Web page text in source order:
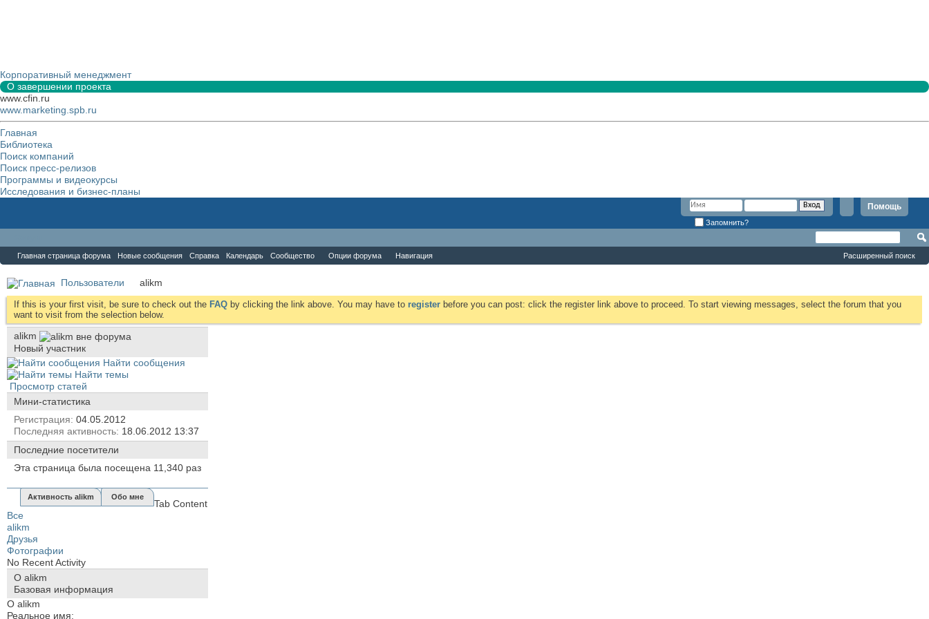
Корпоративный менеджмент
О завершении проекта
www.cfin.ru
www.marketing.spb.ru
Главная
Библиотека
Поиск компаний
Поиск пресс-релизов
Программы и видеокурсы
Исследования и бизнес-планы
Помощь
Запомнить?
Главная страница форума Новые сообщения Справка Календарь Сообщество Опции форума Навигация Расширенный поиск
Пользователи alikm
If this is your first visit, be sure to check out the FAQ by clicking the link above. You may have to register before you can post: click the register link above to proceed. To start viewing messages, select the forum that you
want to visit from the selection below.
alikm
Новый участник
Найти сообщения
Найти темы
Просмотр статей
Мини-статистика
Регистрация 04.05.2012
Последняя активность 18.06.2012 13:37
Последние посетители
Эта страница была посещена 11,340 раз
Активность alikm Обо мне
Tab Content
Все
alikm
Друзья
Фотографии
No Recent Activity
О alikm
Базовая информация
О alikm
Реальное имя: